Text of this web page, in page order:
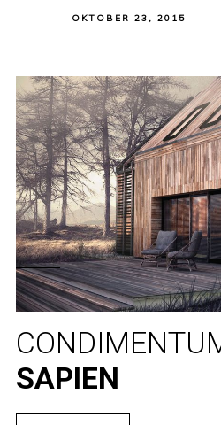
OKTOBER 23, 2015
SAPIEN